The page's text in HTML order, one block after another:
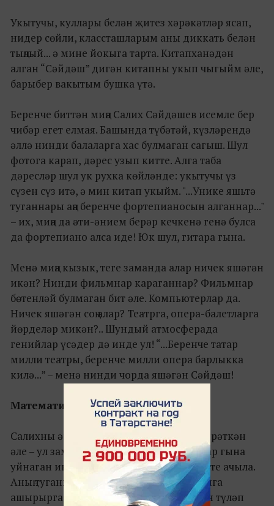
Укытучы, куллары белән җитез хәрәкәтләр ясап,
нидер сөйли, классташларым аны диккать белән
тыңлый... ә мине йокыга тарта. Китапханәдән
алган “Сәйдәш” дигән китапны укып чыгыйм әле,
барыбер вакытым бушка үтә.
Беренче биттән миңа Салих Сәйдәшев исемле бер
чибәр егет елмая. Башында түбәтәй, күзләрендә
әллә нинди балаларга хас булмаган сагыш. Шул
фотога карап, дәрес узып китте. Алга таба
дәресләр шул ук рухка көйләнде: укытучы үз
сүзен сүз итә, ә мин китап укыйм. "...Унике яшьтә
туганнары аңа беренче фортепианосын алганнар..."
– их, миңа да әти-әнием берәр кечкенә генә булса
да фортепиано алса иде! Юк шул, гитара гына.
Менә миңа кызык, теге заманда алар ничек яшәгән
икән? Нинди фильмнар караганнар? Фильмнар
бөтенләй булмаган бит әле. Компьютерлар да.
Ничек яшәгән соң алар? Театрга, опера-балетларга
йөрделәр микән?.. Шундый атмосферада
генийлар үсәдер дә инде ул! “...Беренче татар
милли театры, беренче милли опера барлыкка
килә...” – менә нинди чорда яшәгән Сәйдәш!
Математиклар гаиләсендә тусаң
Салихны әнисе гармунда да уйнарга өйрәткән
әле – ул заманда гармунда хатын-кызлар гына
уйнаган икән. Сәйдәшнең музыкага сәләте ачыла.
Аның туганнары шуны тоеп, хыялын чынга
ашырырга телиләр, музыка укытучысын түләп